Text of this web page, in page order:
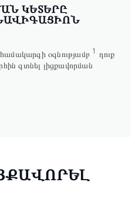
ԿԵՏԵՐԸ
օգնությամբ 1 դուք
գտնել լիցքավորման